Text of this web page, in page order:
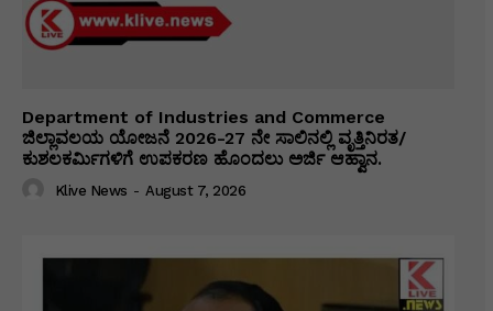
Department of Industries and Commerce
ಜಿಲ್ಲಾವಲಯ ಯೋಜನೆ 2026-27 ನೇ ಸಾಲಿನಲ್ಲಿ ವೃತ್ತಿನಿರತ/
ಕುಶಲಕರ್ಮಿಗಳಿಗೆ ಉಪಕರಣ ಹೊಂದಲು ಅರ್ಜಿ ಆಹ್ವಾನ.
Klive News - August 7, 2026